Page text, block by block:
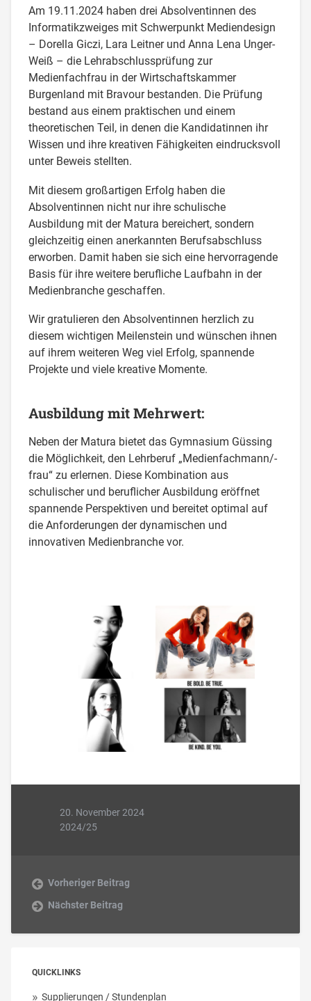
Am 19.11.2024 haben drei Absolventinnen des
Informatikzweiges mit Schwerpunkt Mediendesign
– Dorella Giczi, Lara Leitner und Anna Lena Unger-
Weiß – die Lehrabschlussprüfung zur
Medienfachfrau in der Wirtschaftskammer
Burgenland mit Bravour bestanden. Die Prüfung
bestand aus einem praktischen und einem
theoretischen Teil, in denen die Kandidatinnen ihr
Wissen und ihre kreativen Fähigkeiten eindrucksvoll
unter Beweis stellten.
Mit diesem großartigen Erfolg haben die
Absolventinnen nicht nur ihre schulische
Ausbildung mit der Matura bereichert, sondern
gleichzeitig einen anerkannten Berufsabschluss
erworben. Damit haben sie sich eine hervorragende
Basis für ihre weitere berufliche Laufbahn in der
Medienbranche geschaffen.
Wir gratulieren den Absolventinnen herzlich zu
diesem wichtigen Meilenstein und wünschen ihnen
auf ihrem weiteren Weg viel Erfolg, spannende
Projekte und viele kreative Momente.
Ausbildung mit Mehrwert:
Neben der Matura bietet das Gymnasium Güssing
die Möglichkeit, den Lehrberuf „Medienfachmann/-
frau“ zu erlernen. Diese Kombination aus
schulischer und beruflicher Ausbildung eröffnet
spannende Perspektiven und bereitet optimal auf
die Anforderungen der dynamischen und
innovativen Medienbranche vor.
20. November 2024
2024/25
Vorheriger Beitrag
Nächster Beitrag
QUICKLINKS
Supplierungen / Stundenplan